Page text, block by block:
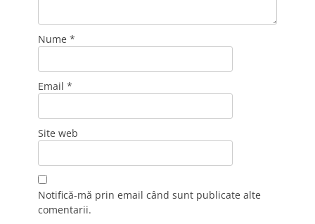
Nume *
Email *
Site web
Notifică-mă prin email când sunt publicate alte
comentarii.